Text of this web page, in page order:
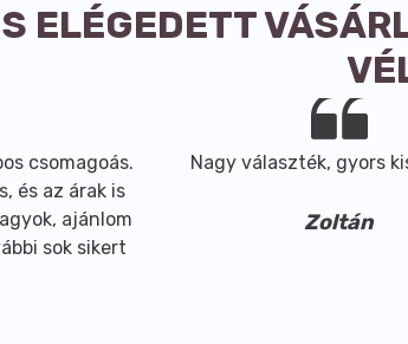
ELÉGEDETT
csomagoás.
és az árak is
ajánlom
sok sikert
Nagy választék, gyors
Zoltán